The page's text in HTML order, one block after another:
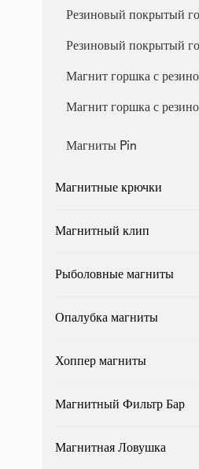
Резиновый покрытый
Резиновый покрытый
Магнит горшка с
Магнит горшка с
Магниты Pin
Магнитные крючки
Магнитный клип
Рыболовные магниты
Опалубка магниты
Хоппер магниты
Магнитный Фильтр Бар
Магнитная Ловушка